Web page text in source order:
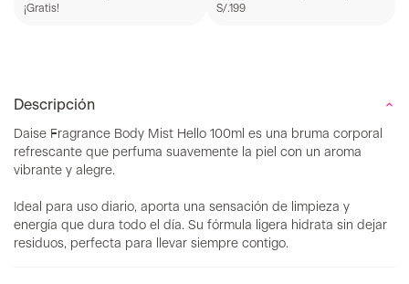
¡Gratis!
S/.199
Descripción
Daise Fragrance Body Mist Hello 100ml es una bruma corporal
refrescante que perfuma suavemente la piel con un aroma
vibrante y alegre.
Ideal para uso diario, aporta una sensación de limpieza y
energía que dura todo el día. Su fórmula ligera hidrata sin dejar
residuos, perfecta para llevar siempre contigo.